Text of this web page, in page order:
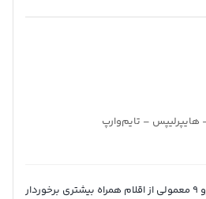
هایپر‌لیپس – تایم‌وارپ
گوپرو 9 باندل نسبت به گوپرو 9 معمولی از اقلام همراه بیشتری برخوردار